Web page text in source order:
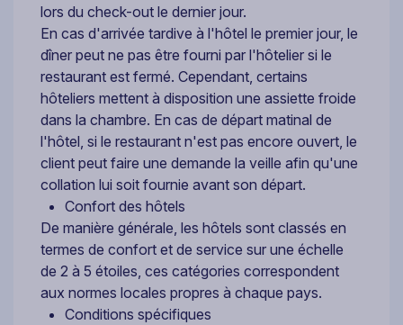
lors du check-out le dernier jour.
En cas d'arrivée tardive à l'hôtel le premier jour, le
dîner peut ne pas être fourni par l'hôtelier si le
restaurant est fermé. Cependant, certains
hôteliers mettent à disposition une assiette froide
dans la chambre. En cas de départ matinal de
l'hôtel, si le restaurant n'est pas encore ouvert, le
client peut faire une demande la veille afin qu'une
collation lui soit fournie avant son départ.
Confort des hôtels
De manière générale, les hôtels sont classés en
termes de confort et de service sur une échelle
de 2 à 5 étoiles, ces catégories correspondent
aux normes locales propres à chaque pays.
Conditions spécifiques